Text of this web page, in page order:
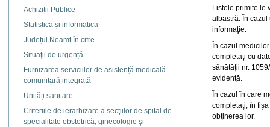
Achiziții Publice
Statistica și informatica
Județul Neamț în cifre
Situaţii de urgență
Furnizarea serviciilor de asistență medicală
comunitară integrată
Unități sanitare
Criteriile de ierarhizare a secţiilor de spital de
specialitate obstetrică, ginecologie şi
Listele primite le
albastră. În
informaţie.
În cazul
completaţi cu
sănătății nr.
evidenţă.
În cazul în care
completaţi, în
obţinerea lor.